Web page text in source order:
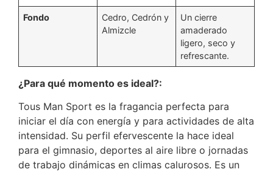
Fondo
Cedro, Cedrón y
Almizcle
Un cierre
amaderado
ligero, seco y
refrescante.
¿Para qué momento es ideal?:
Tous Man Sport es la fragancia perfecta para
iniciar el día con energía y para actividades de alta
intensidad. Su perfil efervescente la hace ideal
para el gimnasio, deportes al aire libre o jornadas
de trabajo dinámicas en climas calurosos. Es un